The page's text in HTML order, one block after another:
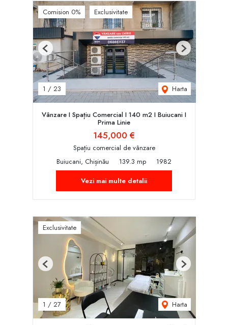
Comision 0% Exclusivitate
1 / 23 Harta
Previous Next
Vânzare I Spațiu Comercial I 140 m2 I Buiucani I
Prima Linie
145,000 €
Spațiu comercial de vânzare
Buiucani, Chișinău
139.3 mp
1982
Vezi mai multe detalii
Exclusivitate
1 / 27 Harta
Previous Next